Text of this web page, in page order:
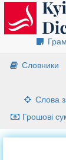
Словники
Слова
Грошові